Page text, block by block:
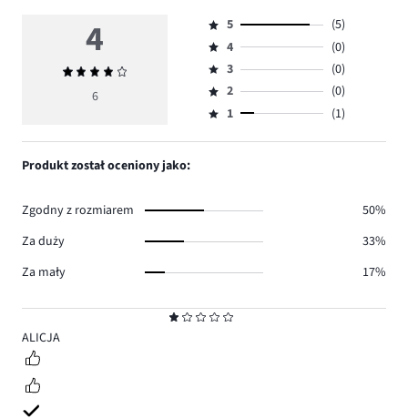
1
ALICJA
4
Średnia
ocena
6
Ocena
5,
ilość
głosów
5.
5
(5)
Ocena
4,
ilość
głosów
4
(0)
Ocena
3,
ilość
3
(0)
Ocena
2,
2
(0)
Ocena
1,
1 (1)
Produkt został oceniony jako:
Zgodny z rozmiarem
50%
Za duży
33%
Za mały
17%